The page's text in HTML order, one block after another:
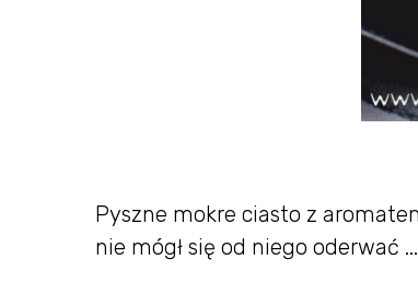
Pyszne mokre ciasto z
nie mógł się od niego oderwać